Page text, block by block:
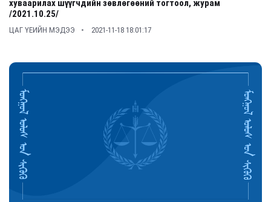
хуваарилах шүүгчдийн зөвлөгөөний тогтоол, журам
/2021.10.25/
ЦАГ ҮЕИЙН МЭДЭЭ 2021-11-18 18:01:17